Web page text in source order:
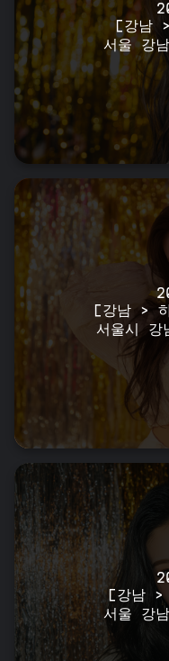
[강남
서울 강
[강남 >
서울시
[강남
서울 강